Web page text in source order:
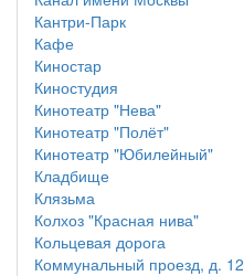
Кантри-Парк
Кафе
Киностар
Киностудия
Кинотеатр "Нева"
Кинотеатр "Полёт"
Кинотеатр "Юбилейный"
Кладбище
Клязьма
Колхоз "Красная нива"
Кольцевая дорога
Коммунальный проезд, д. 12